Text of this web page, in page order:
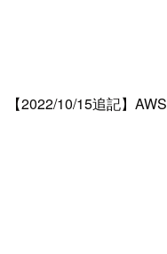
【2022/10/15追記】